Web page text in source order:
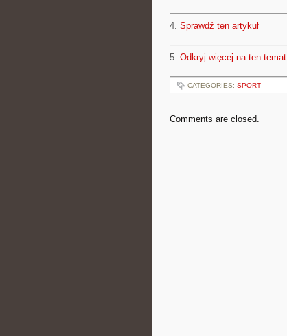
4. Sprawdź ten artykuł
5. Odkryj więcej na ten temat
CATEGORIES: SPORT
Comments are closed.